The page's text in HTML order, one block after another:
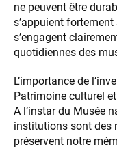
ne peuvent être
s’appuient
s’engagent
quotidiennes des
L’importance de
Patrimoine culturel
A l’instar du Musée
institutions sont des
préservent notre